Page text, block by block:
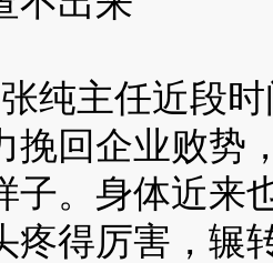
主任近段时
挽回企业败势
子。身体近来
疼得厉害，辗